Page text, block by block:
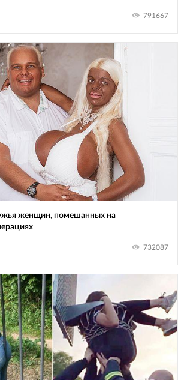
791667
женщин, помешанных на
732087